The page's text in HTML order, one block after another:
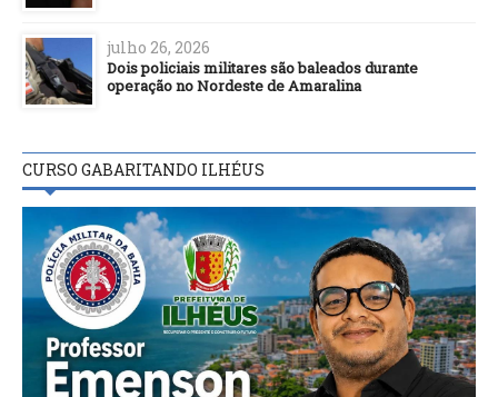
julho 26, 2026
Dois policiais militares são baleados durante
operação no Nordeste de Amaralina
CURSO GABARITANDO ILHÉUS